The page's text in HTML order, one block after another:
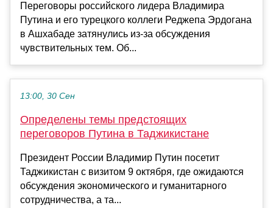
Переговоры российского лидера Владимира
Путина и его турецкого коллеги Реджепа Эрдогана
в Ашхабаде затянулись из-за обсуждения
чувствительных тем. Об...
13:00, 30 Сен
Определены темы предстоящих
переговоров Путина в Таджикистане
Президент России Владимир Путин посетит
Таджикистан с визитом 9 октября, где ожидаются
обсуждения экономического и гуманитарного
сотрудничества, а та...